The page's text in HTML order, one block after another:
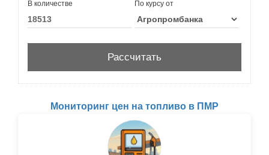
В количестве По курсу от
Мониторинг цен на топливо в ПМР